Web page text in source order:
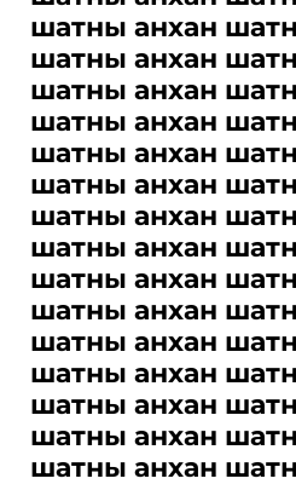
шатны анхан
шатны анхан
шатны анхан
шатны анхан
шатны анхан
шатны анхан
шатны анхан
шатны анхан
шатны анхан
шатны анхан
шатны анхан
шатны анхан
шатны анхан
шатны анхан
шатны анхан